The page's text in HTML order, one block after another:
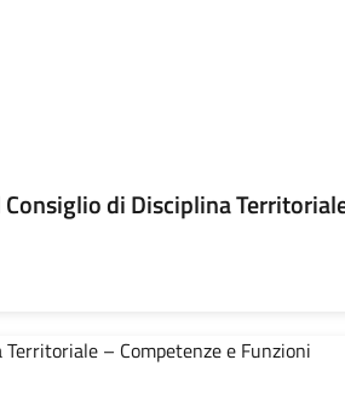
di Disciplina